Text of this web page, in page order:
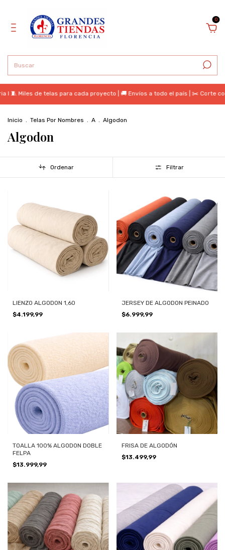
0
de telas para cada proyecto | 🚚 Envíos a todo el país | ✂️ Corte
Inicio . Telas Por Nombres . A . Algodon
Algodon
Ordenar Filtrar
LIENZO ALGODON 1,60
$4.199,99
JERSEY DE ALGODON PEINADO
$6.999,99
TOALLA 100% ALGODON DOBLE
FELPA
$13.999,99
FRISA DE ALGODÓN
$13.499,99